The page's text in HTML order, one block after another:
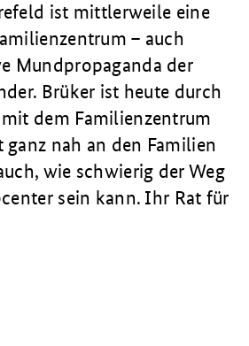
ist mittlerweile eine
– auch
Mundpropaganda der
Brüker ist heute durch
dem Familienzentrum
nah an den Familien
wie schwierig der Weg
sein kann. Ihr Rat für